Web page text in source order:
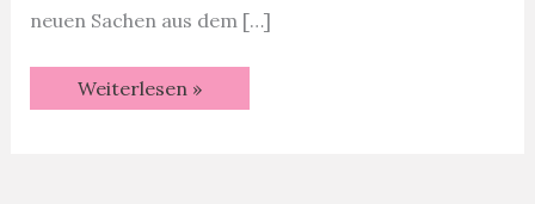
neuen Sachen aus dem […]
Weihnachtliche
Explosionskarten
Weiterlesen »